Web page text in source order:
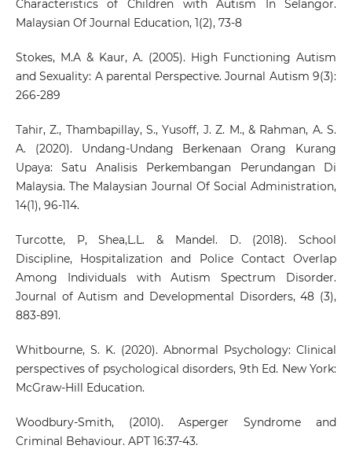
Characteristics of Children with Autism In Selangor.
Malaysian Of Journal Education, 1(2), 73-8
Stokes, M.A & Kaur, A. (2005). High Functioning Autism
and Sexuality: A parental Perspective. Journal Autism 9(3):
266-289
Tahir, Z., Thambapillay, S., Yusoff, J. Z. M., & Rahman, A. S.
A. (2020). Undang-Undang Berkenaan Orang Kurang
Upaya: Satu Analisis Perkembangan Perundangan Di
Malaysia. The Malaysian Journal Of Social Administration,
14(1), 96-114.
Turcotte, P, Shea,L.L. & Mandel. D. (2018). School
Discipline, Hospitalization and Police Contact Overlap
Among Individuals with Autism Spectrum Disorder.
Journal of Autism and Developmental Disorders, 48 (3),
883-891.
Whitbourne, S. K. (2020). Abnormal Psychology: Clinical
perspectives of psychological disorders, 9th Ed. New York:
McGraw-Hill Education.
Woodbury-Smith, (2010). Asperger Syndrome and
Criminal Behaviour. APT 16:37-43.